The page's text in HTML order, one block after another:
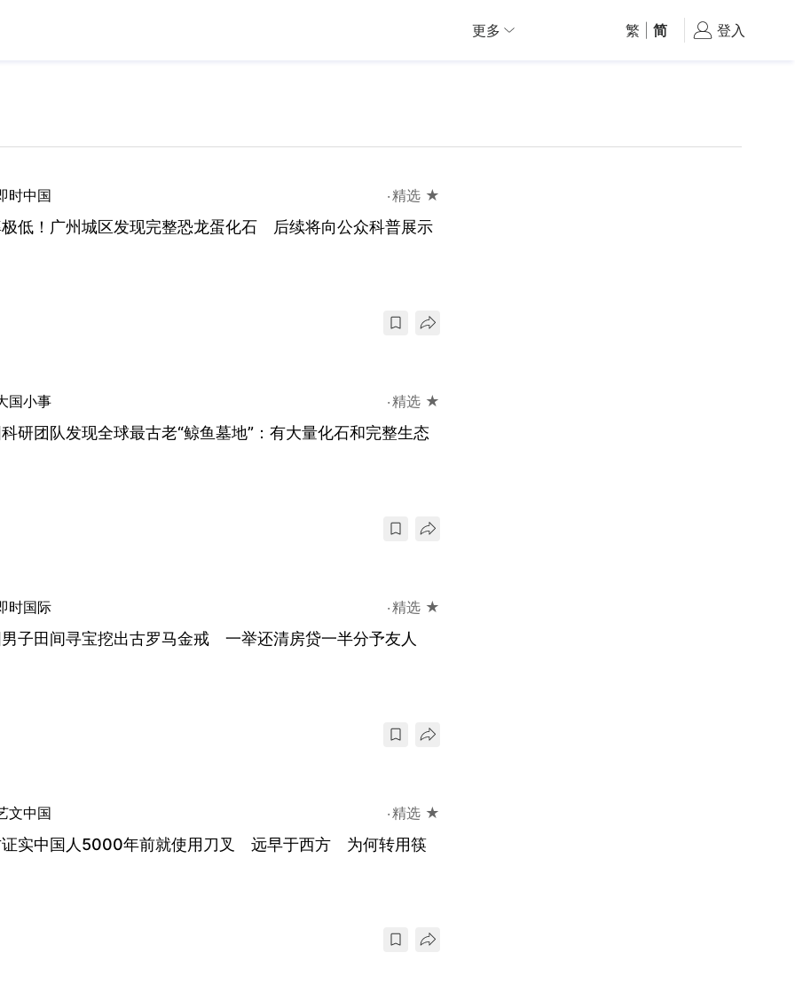
更多 繁 简 登入
时中国 精选 ★
低！广州城区发现完整恐龙蛋化石 后续将向公众科普展示
国小事 精选 ★
研团队发现全球最古老“鲸鱼墓地”：有大量化石和完整生态
时国际 精选 ★
子田间寻宝挖出古罗马金戒 一举还清房贷一半分予友人
文中国 精选 ★
实中国人5000年前就使用刀叉 远早于西方 为何转用筷